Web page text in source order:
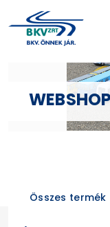
WEBSHOP
Összes termék